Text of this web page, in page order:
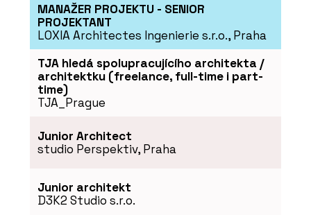
MANAŽER PROJEKTU - SENIOR
PROJEKTANT
LOXIA Architectes Ingenierie s.r.o., Praha
TJA hledá spolupracujícího architekta /
architektku (freelance, full-time i part-
time)
TJA_Prague
Junior Architect
studio Perspektiv, Praha
Junior architekt
D3K2 Studio s.r.o.